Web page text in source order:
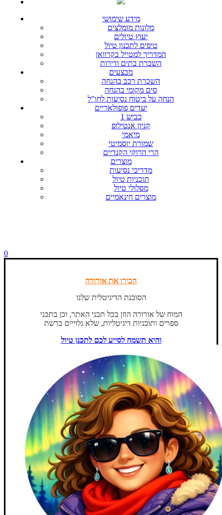
מידע שימושי
מלונות מומלצים
יעוץ טיולים
טיפים לתכנון טיול
המדריך למטייל בקרוואן
השכרת בתים ודירות
מבצעים
השכרת רכב בהנחה
סים מקומי בהנחה
הנחה על ביטוח נסיעות לחו"ל
יעדים פופולאריים
כביש 1
קניון אנטילופ
מיאמי
שמורת יוסמיטי
הרי הרוקי הקנדיים
מוצרים
מדריכי נסיעות
תוכניות טיול
מסלולי טיול
מוצרים חינאמיים
0
הכירו את אורורה
הסוכנת הדיגיטלית שלנו
המוח של אורורה הוזן בכל תכני האתר, וכן בתכני
ספרים ותוכניות דיגיטליות, שלא גלוייים ברשת
והיא תשמח לסייע לכם לתכנן טיול